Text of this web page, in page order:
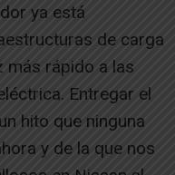
ya está
de carga
más rápido a las
Entregar el
hito que ninguna
y de la que nos